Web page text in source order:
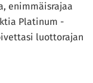
enimmäisrajaa
Platinum -
luottorajan